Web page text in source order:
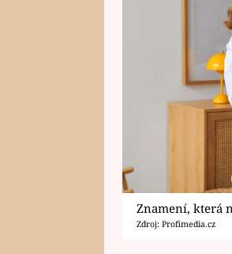
Znamení, která
Zdroj: Profimedia.cz